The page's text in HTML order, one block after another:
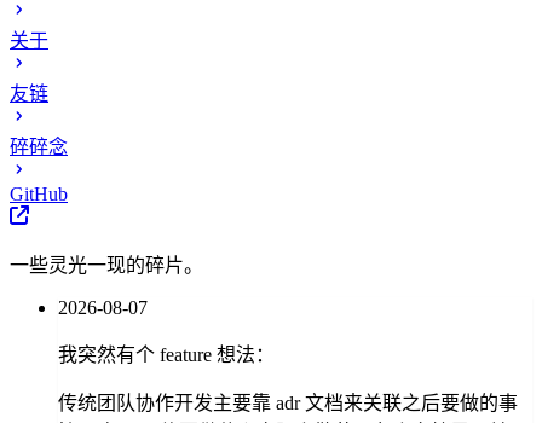
关于
友链
碎碎念
GitHub
一些灵光一现的碎片。
2026-08-07
我突然有个 feature 想法：
传统团队协作开发主要靠 adr 文档来关联之后要做的事